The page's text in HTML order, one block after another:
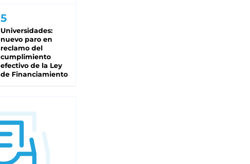
Universidades:
nuevo paro en
reclamo del
cumplimiento
efectivo de la Ley
de Financiamiento